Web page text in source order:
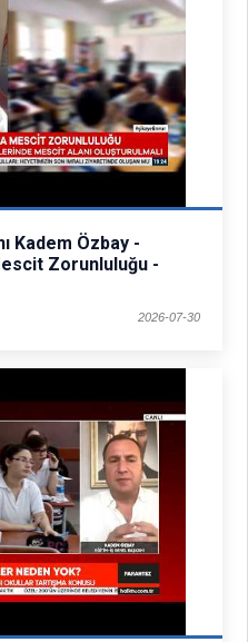
Kadem Özbay -
Zorunluluğu -
2026-07-30